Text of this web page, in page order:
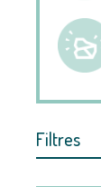
Filtres